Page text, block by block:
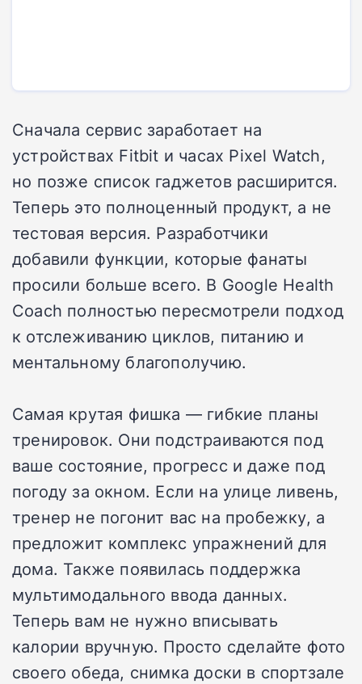
Сначала сервис заработает на
устройствах Fitbit и часах Pixel Watch,
но позже список гаджетов расширится.
Теперь это полноценный продукт, а не
тестовая версия. Разработчики
добавили функции, которые фанаты
просили больше всего. В Google Health
Coach полностью пересмотрели подход
к отслеживанию циклов, питанию и
ментальному благополучию.
Самая крутая фишка — гибкие планы
тренировок. Они подстраиваются под
ваше состояние, прогресс и даже под
погоду за окном. Если на улице ливень,
тренер не погонит вас на пробежку, а
предложит комплекс упражнений для
дома. Также появилась поддержка
мультимодального ввода данных.
Теперь вам не нужно вписывать
калории вручную. Просто сделайте фото
своего обеда, снимка доски в спортзале